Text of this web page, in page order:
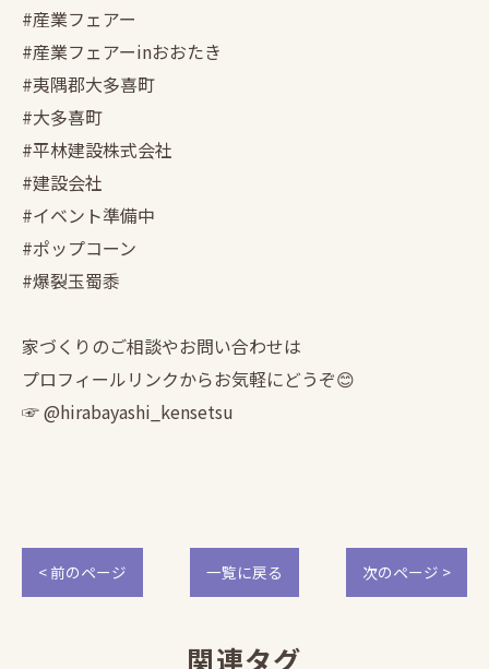
#産業フェアー
#産業フェアーinおおたき
#夷隅郡大多喜町
#大多喜町
#平林建設株式会社
#建設会社
#イベント準備中
#ポップコーン
#爆裂玉蜀黍
家づくりのご相談やお問い合わせは
プロフィールリンクからお気軽にどうぞ😊
☞ @hirabayashi_kensetsu
< 前のページ 一覧に戻る 次のページ >
関連タグ